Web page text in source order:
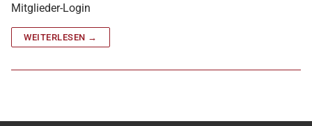
Mitglieder-Login
WEITERLESEN →